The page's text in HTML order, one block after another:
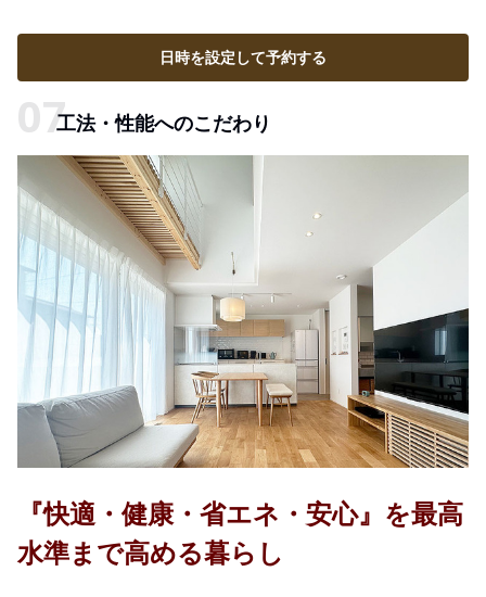
日時を設定して予約する
工法・性能へのこだわり
『快適・健康・省エネ・安心』を最高
水準まで高める暮らし